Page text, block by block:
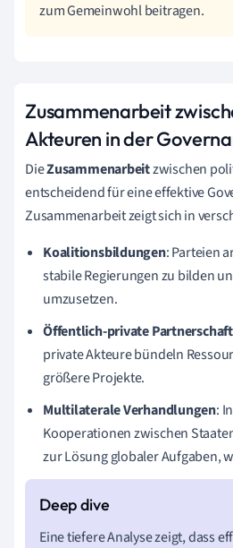
zum Gemeinwohl beitragen.
Zusammenarbeit
Akteuren in der
DieZusammenarbeitzwischen
entscheidend für eine effektive
Zusammenarbeit zeigt sich in
Koalitionsbildungen: Parteien
stabile Regierungen zu bilden
umzusetzen.
Öffentlich-private
private Akteure bündeln
größere Projekte.
Multilaterale Verhandlungen:
Kooperationen zwischen
zur Lösung globaler Aufgaben,
Eine tiefere Analyse zeigt, dass